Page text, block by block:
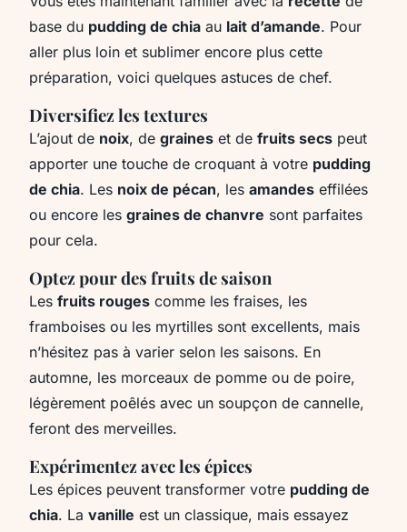
base du pudding de chia au lait d’amande. Pour
aller plus loin et sublimer encore plus cette
préparation, voici quelques astuces de chef.
Diversifiez les textures
L’ajout de noix, de graines et de fruits secs peut
apporter une touche de croquant à votre pudding
de chia. Les noix de pécan, les amandes effilées
ou encore les graines de chanvre sont parfaites
pour cela.
Optez pour des fruits de saison
Les fruits rouges comme les fraises, les
framboises ou les myrtilles sont excellents, mais
n’hésitez pas à varier selon les saisons. En
automne, les morceaux de pomme ou de poire,
légèrement poêlés avec un soupçon de cannelle,
feront des merveilles.
Expérimentez avec les épices
Les épices peuvent transformer votre pudding de
chia. La vanille est un classique, mais essayez